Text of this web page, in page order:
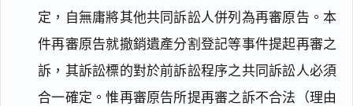
定，自無庸將其他共同訴訟人併列為再審原告。本
件再審原告就撤銷遺產分割登記等事件提起再審之
訴，其訴訟標的對於前訴訟程序之共同訴訟人必須
合一確定。惟再審原告所提再審之訴不合法（理由